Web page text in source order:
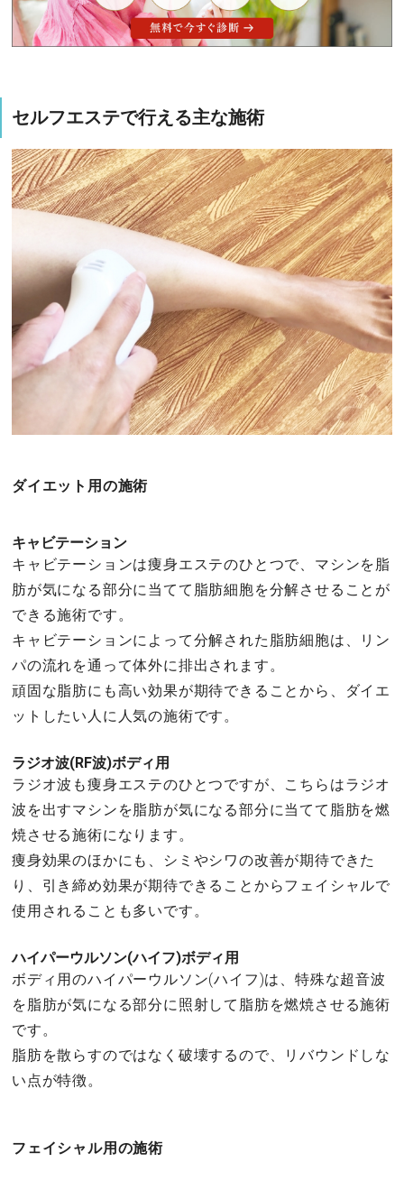
セルフエステで行える主な施術
ダイエット用の施術
キャビテーション
キャビテーションは痩身エステのひとつで、マシンを脂
肪が気になる部分に当てて脂肪細胞を分解させることが
できる施術です。
キャビテーションによって分解された脂肪細胞は、リン
パの流れを通って体外に排出されます。
頑固な脂肪にも高い効果が期待できることから、ダイエ
ットしたい人に人気の施術です。
ラジオ波(RF波)ボディ用
ラジオ波も痩身エステのひとつですが、こちらはラジオ
波を出すマシンを脂肪が気になる部分に当てて脂肪を燃
焼させる施術になります。
痩身効果のほかにも、シミやシワの改善が期待できた
り、引き締め効果が期待できることからフェイシャルで
使用されることも多いです。
ハイパーウルソン(ハイフ)ボディ用
ボディ用のハイパーウルソン(ハイフ)は、特殊な超音波
を脂肪が気になる部分に照射して脂肪を燃焼させる施術
です。
脂肪を散らすのではなく破壊するので、リバウンドしな
い点が特徴。
フェイシャル用の施術